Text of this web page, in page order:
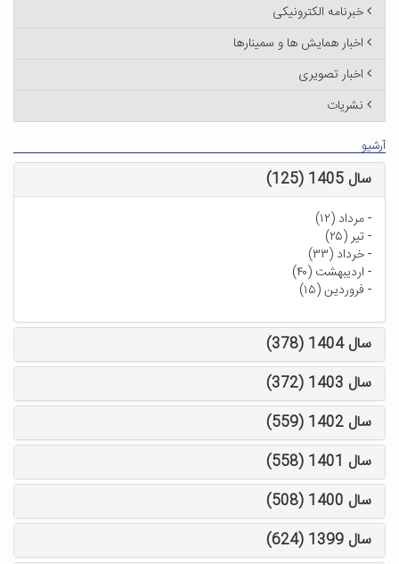
خبرنامه الکترونیکی
اخبار همایش ها و سمینارها
اخبار تصویری
نشریات
آرشیو
سال 1405 (125)
-مرداد (۱۲)
-تیر (۲۵)
-خرداد (۳۳)
- اردیبهشت (۴۰)
- فروردین (۱۵)
سال 1404 (378)
سال 1403 (372)
سال 1402 (559)
سال 1401 (558)
سال 1400 (508)
سال 1399 (624)